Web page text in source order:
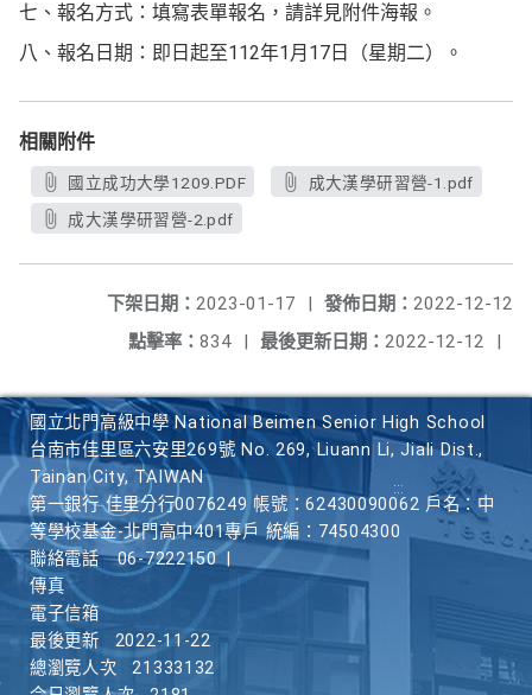
七、報名方式：填寫表單報名，請詳見附件海報。
八、報名日期：即日起至112年1月17日（星期二）。
相關附件
國立成功大學1209.PDF
成大漢學研習營-1.pdf
成大漢學研習營-2.pdf
發佈日期： 2022-12-12
下架日期： 2023-01-17
|
最後更新日期： 2022-12-12 |
點擊率： 834 |
國立北門高級中學 National Beimen Senior High School
台南市佳里區六安里269號 No. 269, Liuann Li, Jiali Dist.,
Tainan City, TAIWAN
第一銀行 佳里分行0076249 帳號：62430090062 戶名：中
等學校基金-北門高中401專戶 統編：74504300
聯絡電話
06-7222150
傳真
電子信箱
最後更新
2022-11-22
總瀏覽人次
21333132